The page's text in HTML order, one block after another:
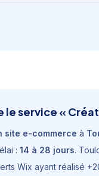
service «
site e-commerce à
: 14 à 28 jours.
Wix ayant réalisé